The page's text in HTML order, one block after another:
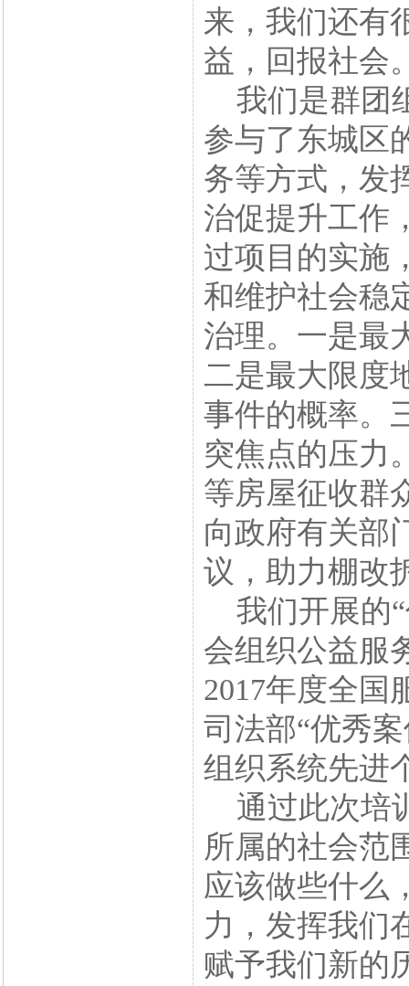
来，我们还有
益，回报社会
我们是群团
参与了东城区
务等方式，发
治促提升工作
过项目的实施
和维护社会稳
治理。一是最
二是最大限度
事件的概率。
突焦点的压力
等房屋征收群
向政府有关部
议，助力棚改
我们开展的“
会组织公益服
2017年度全国
司法部“优秀
组织系统先进
通过此次培
所属的社会范
应该做些什么
力，发挥我们
赋予我们新的